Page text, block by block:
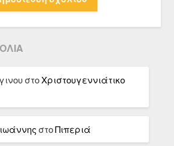
στοΧριστουγεννιάτικο
στοΠιπεριά